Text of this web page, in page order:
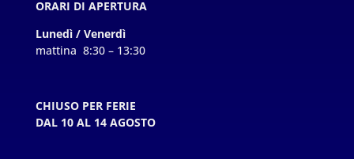
ORARI DI APERTURA
Lunedì / Venerdì
mattina 8:30 – 13:30
CHIUSO PER FERIE
DAL 10 AL 14 AGOSTO